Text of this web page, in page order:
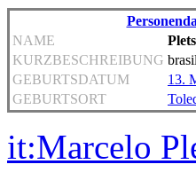
NAME
KURZBESCHREIBUNG
GEBURTSDATUM
13.
GEBURTSORT
it:Marcelo